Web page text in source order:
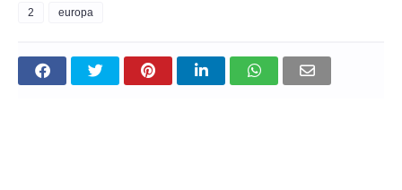
2 europa